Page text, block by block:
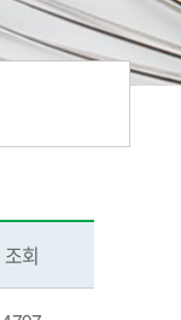
조회